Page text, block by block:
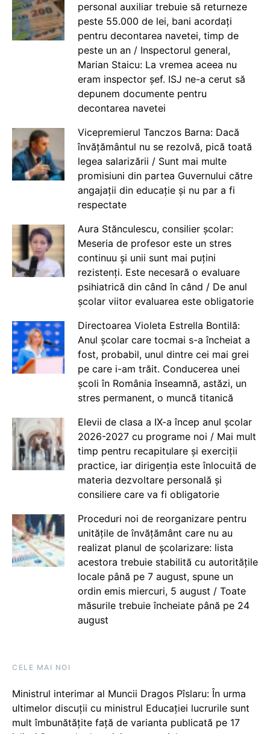
personal auxiliar trebuie să returneze
peste 55.000 de lei, bani acordați
pentru decontarea navetei, timp de
peste un an / Inspectorul general,
Marian Staicu: La vremea aceea nu
eram inspector șef. ISJ ne-a cerut să
depunem documente pentru
decontarea navetei
Vicepremierul Tanczos Barna: Dacă
învățământul nu se rezolvă, pică toată
legea salarizării / Sunt mai multe
promisiuni din partea Guvernului către
angajații din educație și nu par a fi
respectate
Aura Stănculescu, consilier școlar:
Meseria de profesor este un stres
continuu și unii sunt mai puțini
rezistenți. Este necesară o evaluare
psihiatrică din când în când / De anul
școlar viitor evaluarea este obligatorie
Directoarea Violeta Estrella Bontilă:
Anul școlar care tocmai s-a încheiat a
fost, probabil, unul dintre cei mai grei
pe care i-am trăit. Conducerea unei
școli în România înseamnă, astăzi, un
stres permanent, o muncă titanică
Elevii de clasa a IX-a încep anul școlar
2026-2027 cu programe noi / Mai mult
timp pentru recapitulare și exerciții
practice, iar dirigenția este înlocuită de
materia dezvoltare personală și
consiliere care va fi obligatorie
Proceduri noi de reorganizare pentru
unitățile de învățământ care nu au
realizat planul de școlarizare: lista
acestora trebuie stabilită cu autoritățile
locale până pe 7 august, spune un
ordin emis miercuri, 5 august / Toate
măsurile trebuie încheiate până pe 24
august
CELE MAI NOI
Ministrul interimar al Muncii Dragos Pîslaru: În urma
ultimelor discuții cu ministrul Educației lucrurile sunt
mult îmbunătățite față de varianta publicată pe 17